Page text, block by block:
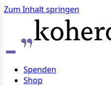
Zum Inhalt springen
Spenden
Shop